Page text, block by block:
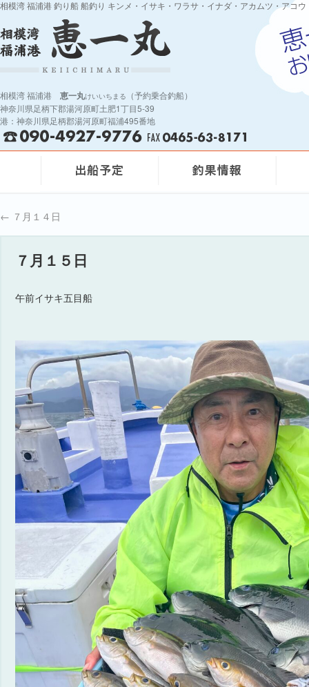
相模湾 福浦港 釣り船 船釣り キンメ・イサキ・ワラサ・イナダ・アカムツ・アコ
相模湾 福浦港 恵一丸けいいちまる
（予約乗合釣船）
神奈川県足柄下郡湯河原町土肥1丁目5-39
港：神奈川県足柄郡湯河原町福浦495番地
← ７月１４日
７月１５日
午前イサキ五目船